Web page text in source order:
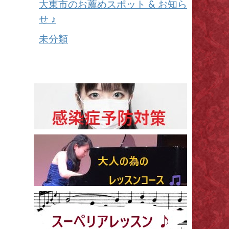
大東市のお薦めスポット & お知ら
せ ♪
未分類